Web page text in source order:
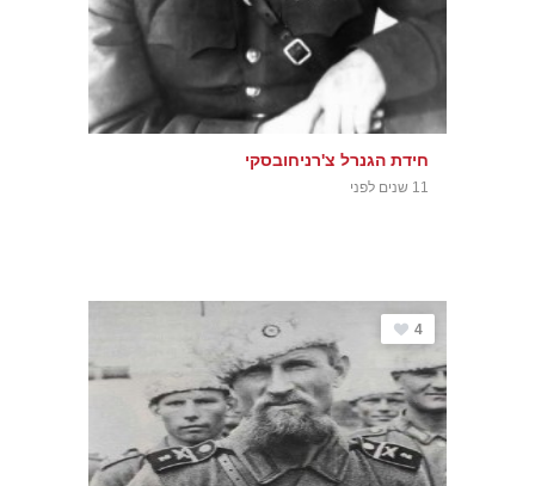
חידת הגנרל צ'רניחובסקי
11 שנים לפני
4